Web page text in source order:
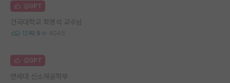
김GPT
건국대학교 최명석 교수님
12 9 4045
김GPT
연세대 신소재공학부